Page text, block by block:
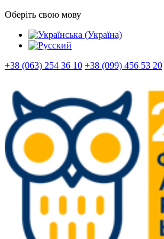
Оберіть свою мову
+38 (063) 254 36 10 +38 (099) 456 53 20